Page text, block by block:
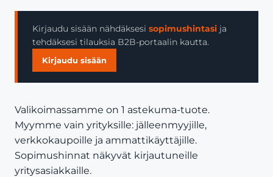
Yritys
Yhteystiedot
Kirjaudu sisään nähdäksesi sopimushintasi ja
tehdäksesi tilauksia B2B-portaalin kautta.
Kirjaudu sisään
Valikoimassamme on 1 astekuma-tuote.
Myymme vain yrityksille: jälleenmyyjille,
verkkokaupoille ja ammattikäyttäjille.
Sopimushinnat näkyvät kirjautuneille
yritysasiakkaille.